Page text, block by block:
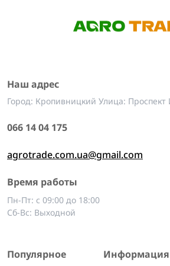
Наш адрес
Город: Кропивницкий Улица:
066 14 04 175
agrotrade.com.ua@gmail.com
Время работы
Пн-Пт: с 09:00 до 18:00
Сб-Вс: Выходной
Популярное Информация